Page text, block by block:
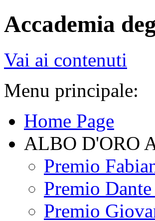
Accademia
Vai ai contenuti
Menu principale:
Home Page
ALBO D'ORO
Premio
Premio
Premio